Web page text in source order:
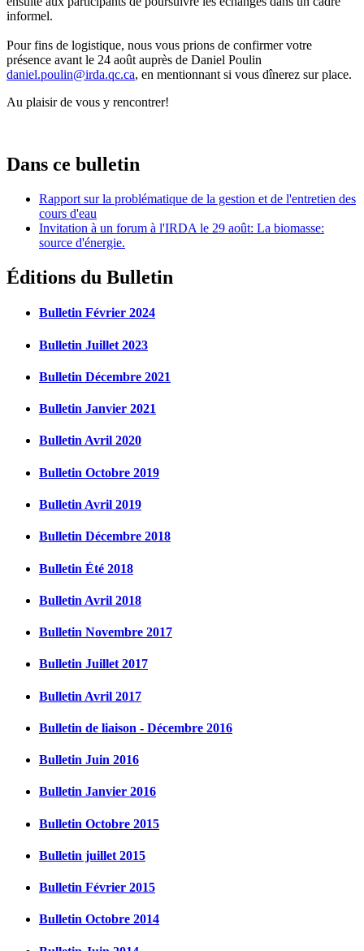
informel.
Pour fins de logistique, nous vous prions de confirmer votre
présence avant le 24 août auprès de Daniel Poulin
daniel.poulin@irda.qc.ca, en mentionnant si vous dînerez sur place.
Au plaisir de vous y rencontrer!
Dans ce bulletin
Rapport sur la problématique de la gestion et de l'entretien des
cours d'eau
Invitation à un forum à l'IRDA le 29 août: La biomasse:
source d'énergie.
Éditions du Bulletin
Bulletin Février 2024
Bulletin Juillet 2023
Bulletin Décembre 2021
Bulletin Janvier 2021
Bulletin Avril 2020
Bulletin Octobre 2019
Bulletin Avril 2019
Bulletin Décembre 2018
Bulletin Été 2018
Bulletin Avril 2018
Bulletin Novembre 2017
Bulletin Juillet 2017
Bulletin Avril 2017
Bulletin de liaison - Décembre 2016
Bulletin Juin 2016
Bulletin Janvier 2016
Bulletin Octobre 2015
Bulletin juillet 2015
Bulletin Février 2015
Bulletin Octobre 2014